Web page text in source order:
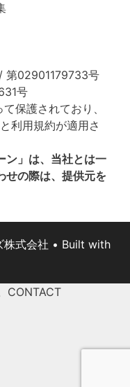
第02901179733号
号
保護されており、
と利用規約が適用さ
ン」は、当社とは一
せの際は、提供元を
式会社 • Built with
CONTACT